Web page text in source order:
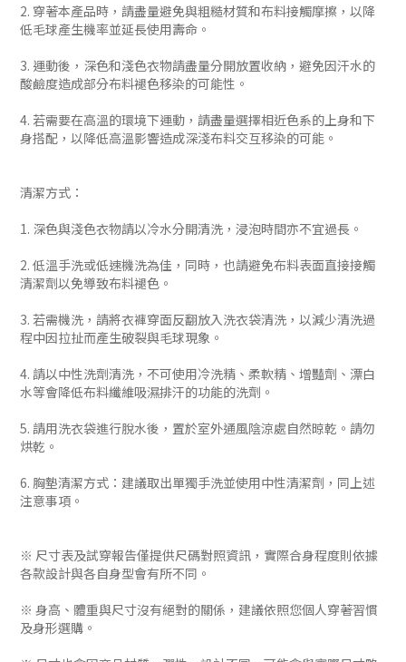
2. 穿著本產品時，請盡量避免與粗糙材質和布料接觸摩擦，以降
低毛球產生機率並延長使用壽命。
3. 運動後，深色和淺色衣物請盡量分開放置收納，避免因汗水的
酸鹼度造成部分布料褪色移染的可能性。
4. 若需要在高溫的環境下運動，請盡量選擇相近色系的上身和下
身搭配，以降低高溫影響造成深淺布料交互移染的可能。
清潔方式：
1. 深色與淺色衣物請以冷水分開清洗，浸泡時間亦不宜過長。
2. 低溫手洗或低速機洗為佳，同時，也請避免布料表面直接接觸
清潔劑以免導致布料褪色。
3. 若需機洗，請將衣褲穿面反翻放入洗衣袋清洗，以減少清洗過
程中因拉扯而產生破裂與毛球現象。
4. 請以中性洗劑清洗，不可使用冷洗精、柔軟精、增豔劑、漂白
水等會降低布料纖維吸濕排汗的功能的洗劑。
5. 請用洗衣袋進行脫水後，置於室外通風陰涼處自然晾乾。請勿
烘乾。
6. 胸墊清潔方式：建議取出單獨手洗並使用中性清潔劑，同上述
注意事項。
※ 尺寸表及試穿報告僅提供尺碼對照資訊，實際合身程度則依據
各款設計與各自身型會有所不同。
※ 身高、體重與尺寸沒有絕對的關係，建議依照您個人穿著習慣
及身形選購。